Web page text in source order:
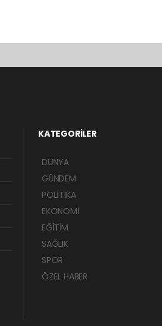
KATEGORİLER
DÜNYA
GÜNDEM
POLİTİKA
EKONOMİ
EĞİTİM
SAĞLIK
SPOR
ÖZEL HABER